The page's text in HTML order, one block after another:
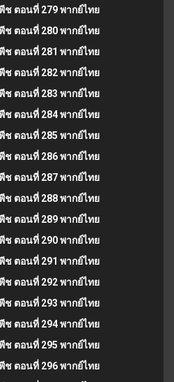
ช ตอนที่ 279 พากย์ไทย
ช ตอนที่ 280 พากย์ไทย
ช ตอนที่ 281 พากย์ไทย
ช ตอนที่ 282 พากย์ไทย
ช ตอนที่ 283 พากย์ไทย
ช ตอนที่ 284 พากย์ไทย
ช ตอนที่ 285 พากย์ไทย
ช ตอนที่ 286 พากย์ไทย
ช ตอนที่ 287 พากย์ไทย
ช ตอนที่ 288 พากย์ไทย
ช ตอนที่ 289 พากย์ไทย
ช ตอนที่ 290 พากย์ไทย
ช ตอนที่ 291 พากย์ไทย
ช ตอนที่ 292 พากย์ไทย
ช ตอนที่ 293 พากย์ไทย
ช ตอนที่ 294 พากย์ไทย
ช ตอนที่ 295 พากย์ไทย
ช ตอนที่ 296 พากย์ไทย